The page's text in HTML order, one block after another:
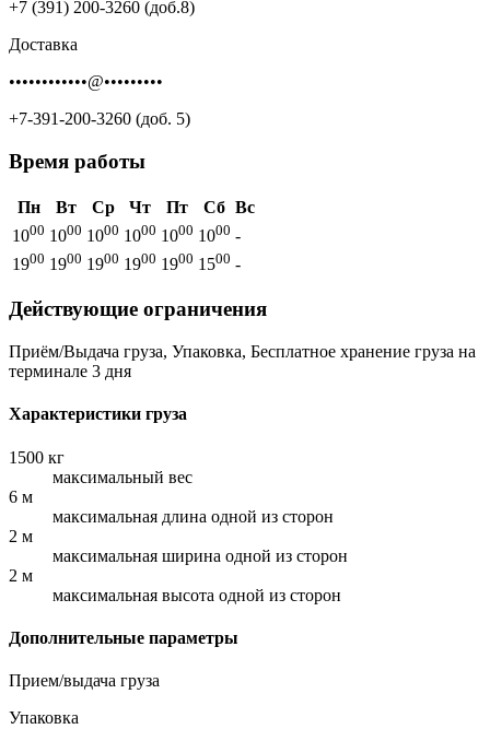
+7 (391) 200-3260 (доб.8)
Доставка
••••••••••••@•••••••••
+7-391-200-3260 (доб. 5)
Время работы
Пн Вт Ср Чт Пт Сб Вс
1000 1000 1000 1000 1000 1000 -
1900 1900 1900 1900 1900 1500 -
Действующие ограничения
Приём/Выдача груза, Упаковка, Бесплатное хранение груза на
терминале 3 дня
Характеристики груза
1500 кг
максимальный вес
6 м
максимальная длина одной из сторон
2 м
максимальная ширина одной из сторон
2 м
максимальная высота одной из сторон
Дополнительные параметры
Прием/выдача груза
Упаковка